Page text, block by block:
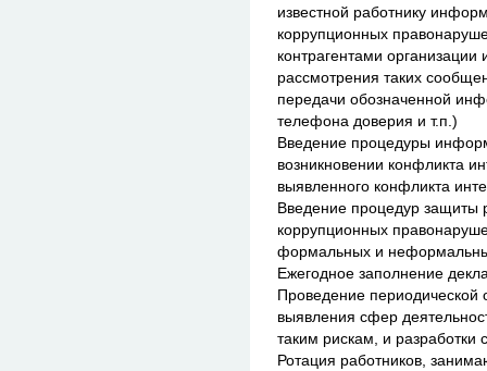
известной работнику
коррупционных
контрагентами
рассмотрения таких
передачи обозначенной
телефона доверия и т.п.)
Введение процедуры
возникновении конфликта
выявленного конфликта
Введение процедур защиты
коррупционных
формальных и
Ежегодное заполнение
Проведение периодической
выявления сфер
таким рискам, и разработки
Ротация работников,